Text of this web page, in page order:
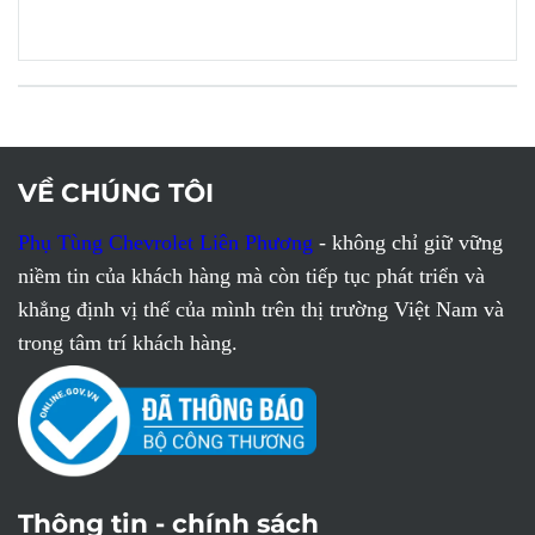
sử dụng phụ tùng chính hãng để đảm bảo hiệu suất của
xe
VỀ CHÚNG TÔI
Phụ Tùng Chevrolet Liên Phương - không chỉ giữ vững
niềm tin của khách hàng mà còn tiếp tục phát triển và
khẳng định vị thế của mình trên thị trường Việt Nam và
trong tâm trí khách hàng.
Thông tin - chính sách